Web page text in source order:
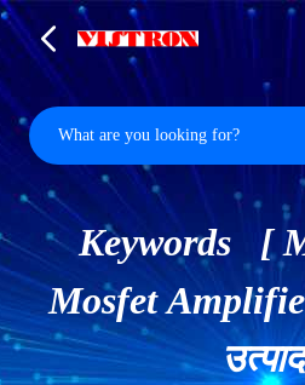
Keywords [
Mosfet